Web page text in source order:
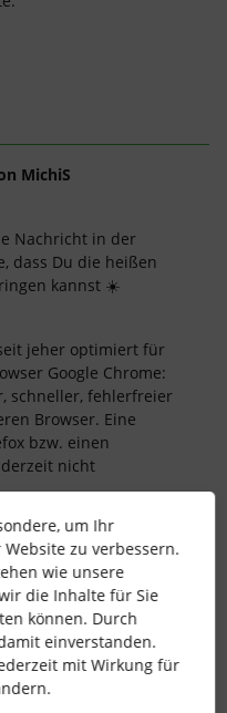
MichiS
Nachricht in der
dass Du die heißen
kannst ☀️
jeher optimiert für
Google Chrome:
schneller, fehlerfreier
Browser. Eine
bzw. einen
nicht
Du Personio in
mit Google Chrome
um Ihr
zu verbessern.
wie unsere
die Inhalte für Sie
können. Durch
einverstanden.
mit Wirkung für